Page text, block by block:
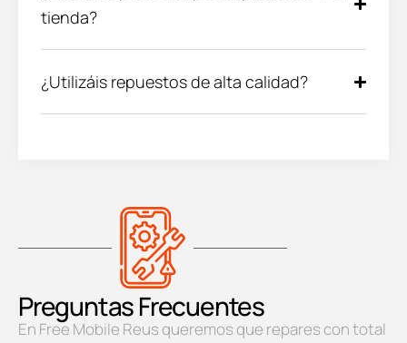
tienda?
¿Utilizáis repuestos de alta calidad?
Preguntas Frecuentes
En Free Mobile Reus queremos que repares con total